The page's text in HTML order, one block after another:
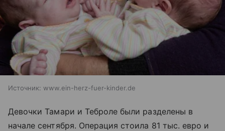
Источник: www.ein-herz-fuer-kinder.de
Девочки Тамари и Теброле были разделены в
начале сентября. Операция стоила 81 тыс. евро и